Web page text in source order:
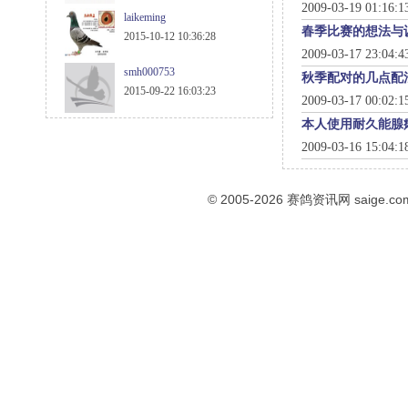
laikeming
2015-10-12 10:36:28
smh000753
2015-09-22 16:03:23
2009-03-19
春季比赛的想法与
2009-03-17
秋季配对的几点配
2009-03-17
本人使用耐久能腺
2009-03-16
© 2005-2026 赛鸽资讯网